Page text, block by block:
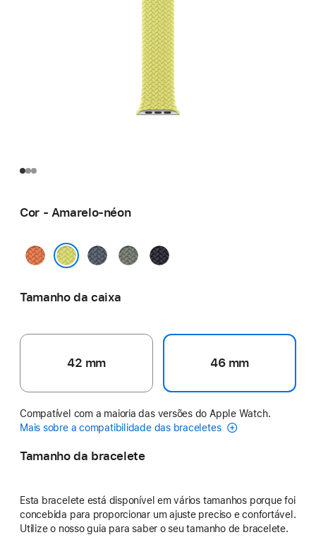
Cor - Amarelo-néon
Curcuma
Azul-
Verde-Meia-
Tamanho da caixa
42 mm 46 mm
Compatível com a maioria das versões do Apple Watch.
Mais sobre a compatibilidade das braceletes
Tamanho da bracelete
Esta bracelete está disponível em vários tamanhos porque foi
concebida para proporcionar um ajuste preciso e confortável.
Utilize o nosso guia para saber o seu tamanho de bracelete.